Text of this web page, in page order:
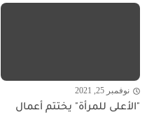
نوفمبر 25, 2021
"الأعلى للمرأة" يختتم أعمال